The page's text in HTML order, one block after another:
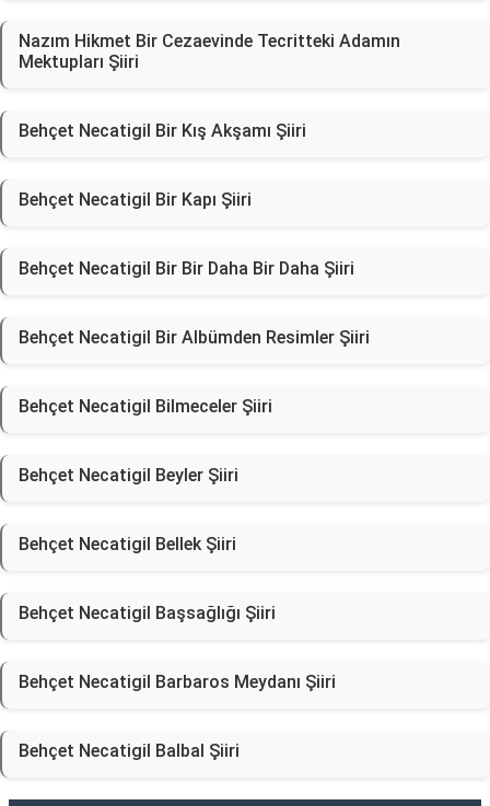
Nazım Hikmet Bir Cezaevinde Tecritteki Adamın
Mektupları Şiiri
Behçet Necatigil Bir Kış Akşamı Şiiri
Behçet Necatigil Bir Kapı Şiiri
Behçet Necatigil Bir Bir Daha Bir Daha Şiiri
Behçet Necatigil Bir Albümden Resimler Şiiri
Behçet Necatigil Bilmeceler Şiiri
Behçet Necatigil Beyler Şiiri
Behçet Necatigil Bellek Şiiri
Behçet Necatigil Başsağlığı Şiiri
Behçet Necatigil Barbaros Meydanı Şiiri
Behçet Necatigil Balbal Şiiri